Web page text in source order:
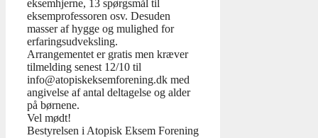
eksemhjerne, 13 spørgsmål til
eksemprofessoren osv. Desuden
masser af hygge og mulighed for
erfaringsudveksling.
Arrangementet er gratis men kræver
tilmelding senest 12/10 til
info@atopiskeksemforening.dk med
angivelse af antal deltagelse og alder
på børnene.
Vel mødt!
Bestyrelsen i Atopisk Eksem Forening